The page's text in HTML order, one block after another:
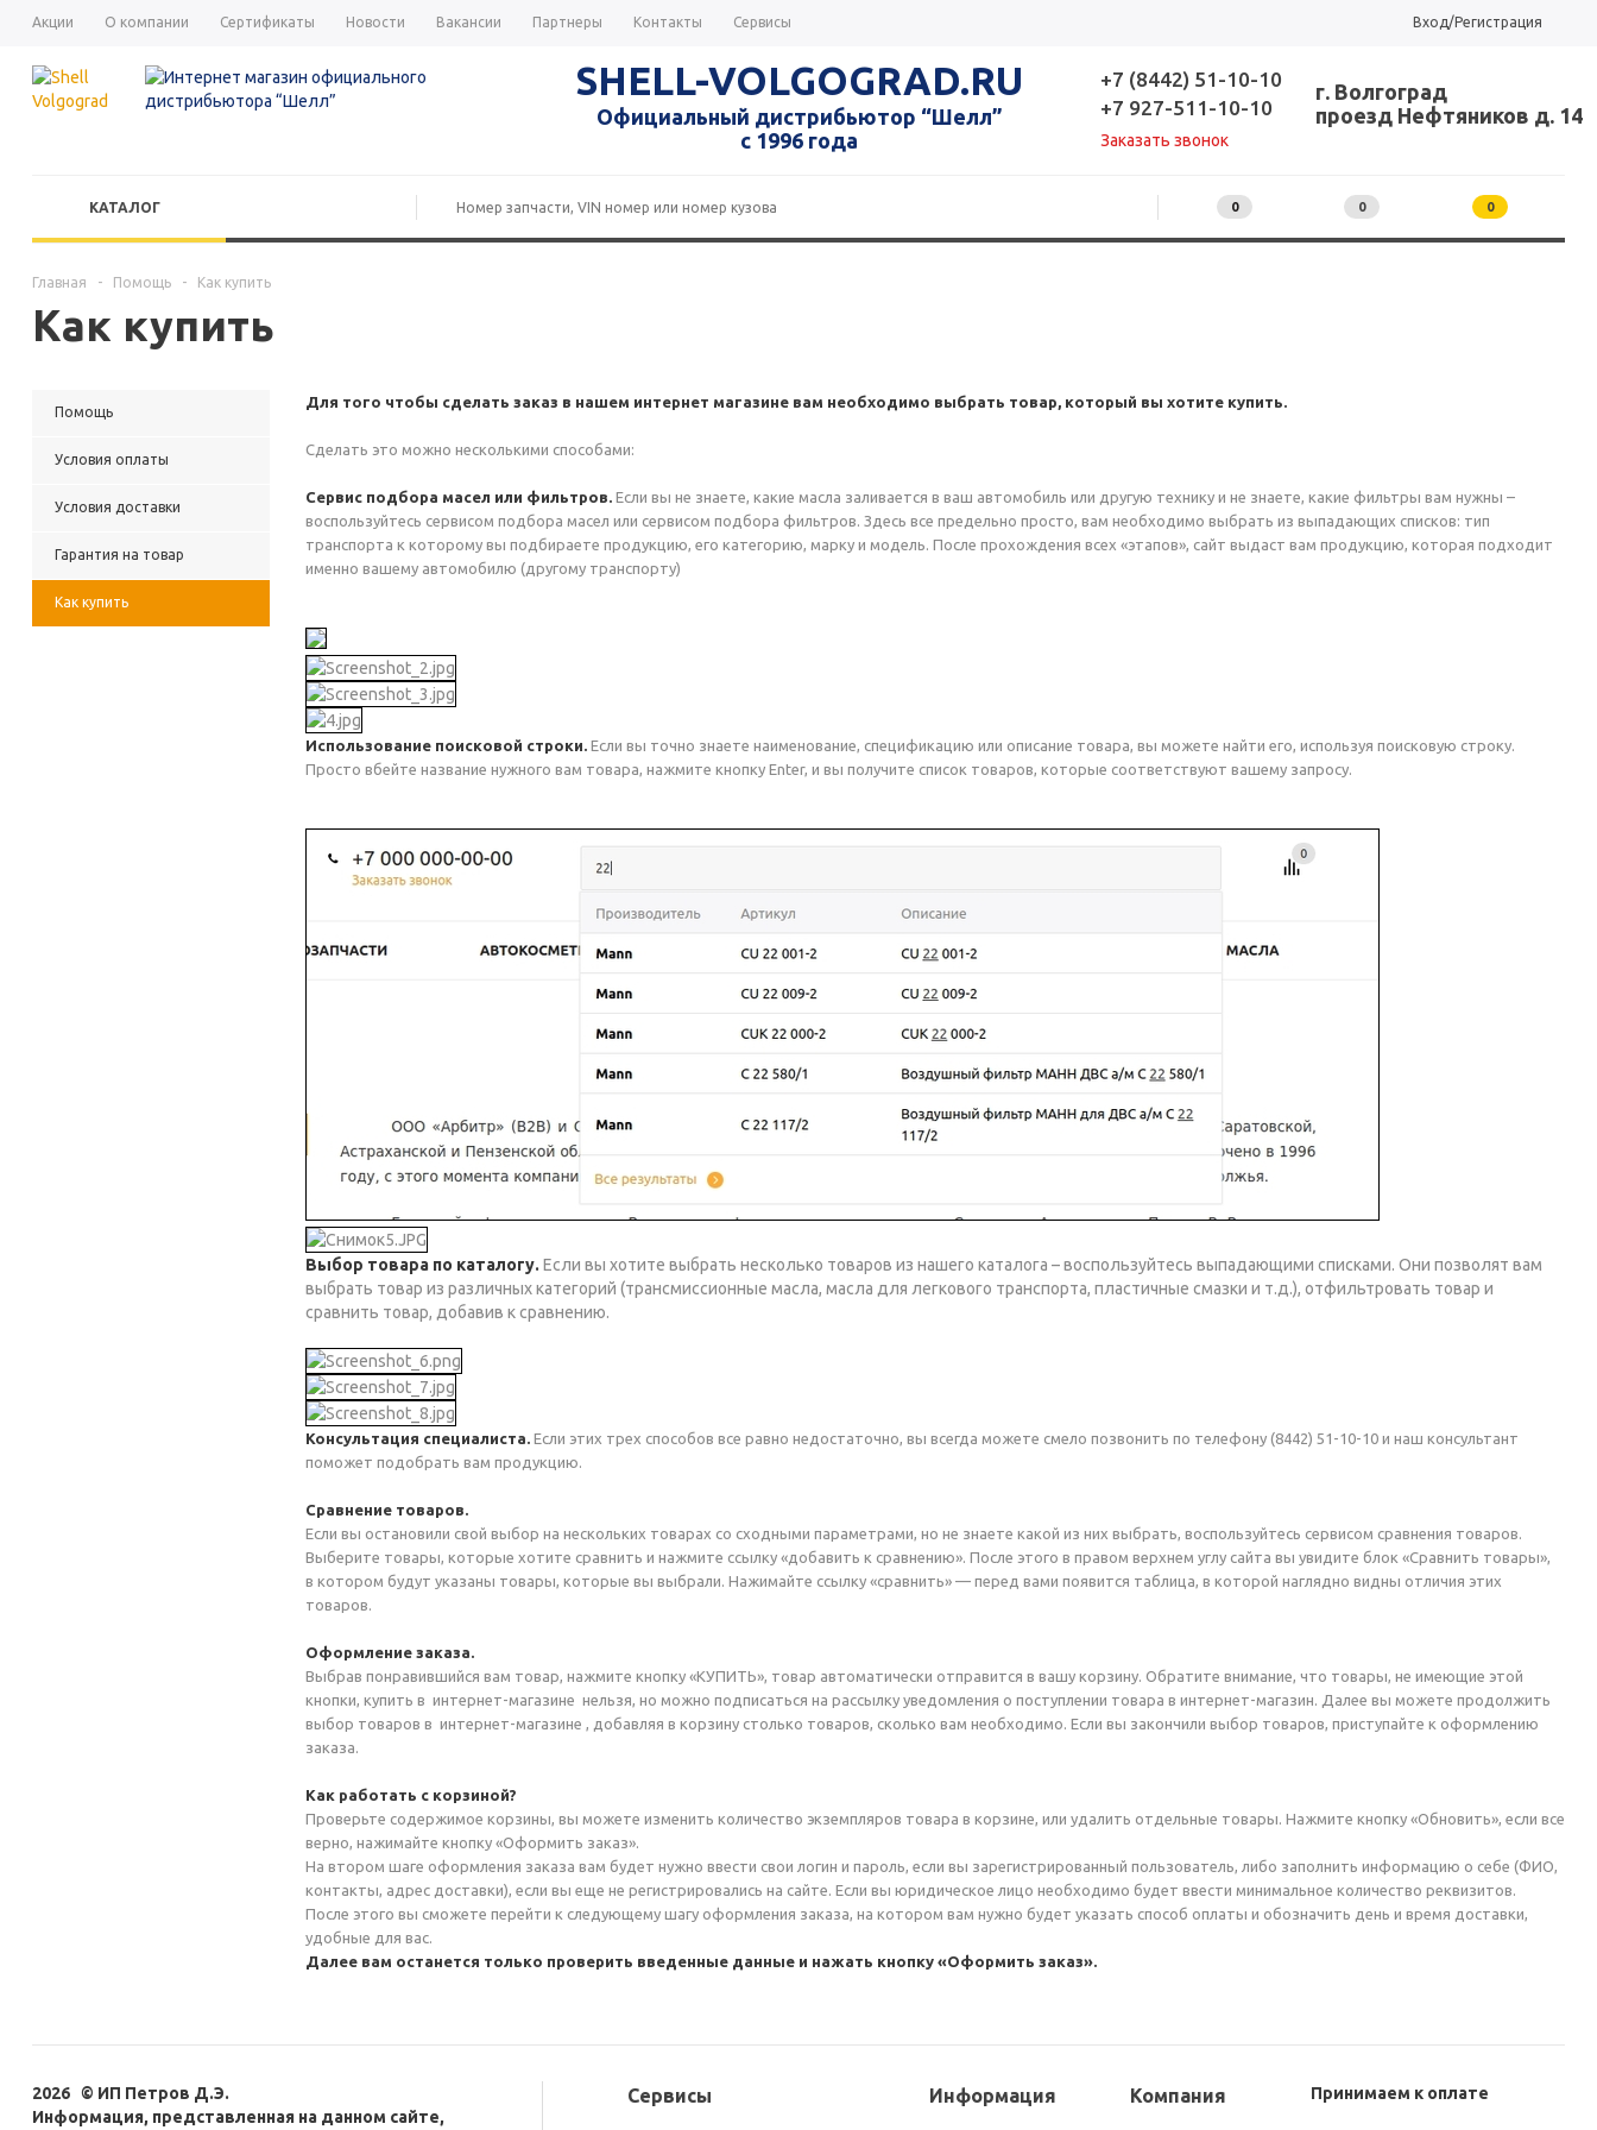
Акции О компании Сертификаты Новости Вакансии Партнеры Контакты Сервисы Вход/Регистрация
SHELL-VOLGOGRAD.RU
Официальный дистрибьютор “Шелл”
с 1996 года
+7 (8442) 51-10-10
+7 927-511-10-10
Заказать звонок
г. Волгоград
проезд Нефтяников д. 14
КАТАЛОГ 0 0 0
Главная - Помощь - Как купить
Как купить
Помощь
Условия оплаты
Условия доставки
Гарантия на товар
Как купить
Для того чтобы сделать заказ в нашем интернет магазине вам необходимо выбрать товар, который вы хотите купить.
Сделать это можно несколькими способами:
Сервис подбора масел или фильтров. Если вы не знаете, какие масла заливается в ваш автомобиль или другую технику и не знаете, какие фильтры вам нужны –
воспользуйтесь сервисом подбора масел или сервисом подбора фильтров. Здесь все предельно просто, вам необходимо выбрать из выпадающих списков: тип
транспорта к которому вы подбираете продукцию, его категорию, марку и модель. После прохождения всех «этапов», сайт выдаст вам продукцию, которая подходит
именно вашему автомобилю (другому транспорту)
Использование поисковой строки. Если вы точно знаете наименование, спецификацию или описание товара, вы можете найти его, используя поисковую строку.
Просто вбейте название нужного вам товара, нажмите кнопку Enter, и вы получите список товаров, которые соответствуют вашему запросу.
Выбор товара по каталогу. Если вы хотите выбрать несколько товаров из нашего каталога – воспользуйтесь выпадающими списками. Они позволят вам
выбрать товар из различных категорий (трансмиссионные масла, масла для легкового транспорта, пластичные смазки и т.д.), отфильтровать товар и
сравнить товар, добавив к сравнению.
Консультация специалиста. Если этих трех способов все равно недостаточно, вы всегда можете смело позвонить по телефону (8442) 51-10-10 и наш консультант
поможет подобрать вам продукцию.
Сравнение товаров.
Если вы остановили свой выбор на нескольких товарах со сходными параметрами, но не знаете какой из них выбрать, воспользуйтесь сервисом сравнения товаров.
Выберите товары, которые хотите сравнить и нажмите ссылку «добавить к сравнению». После этого в правом верхнем углу сайта вы увидите блок «Сравнить товары»,
в котором будут указаны товары, которые вы выбрали. Нажимайте ссылку «сравнить» — перед вами появится таблица, в которой наглядно видны отличия этих
товаров.
Оформление заказа.
Выбрав понравившийся вам товар, нажмите кнопку «КУПИТЬ», товар автоматически отправится в вашу корзину. Обратите внимание, что товары, не имеющие этой
кнопки, купить в интернет-магазине нельзя, но можно подписаться на рассылку уведомления о поступлении товара в интернет-магазин. Далее вы можете продолжить
выбор товаров в интернет-магазине , добавляя в корзину столько товаров, сколько вам необходимо. Если вы закончили выбор товаров, приступайте к оформлению
заказа.
Как работать с корзиной?
Проверьте содержимое корзины, вы можете изменить количество экземпляров товара в корзине, или удалить отдельные товары. Нажмите кнопку «Обновить», если все
верно, нажимайте кнопку «Оформить заказ».
На втором шаге оформления заказа вам будет нужно ввести свои логин и пароль, если вы зарегистрированный пользователь, либо заполнить информацию о себе (ФИО,
контакты, адрес доставки), если вы еще не регистрировались на сайте. Если вы юридическое лицо необходимо будет ввести минимальное количество реквизитов.
После этого вы сможете перейти к следующему шагу оформления заказа, на котором вам нужно будет указать способ оплаты и обозначить день и время доставки,
удобные для вас.
Далее вам останется только проверить введенные данные и нажать кнопку «Оформить заказ».
2026 © ИП Петров Д.Э.
Информация, представленная на данном сайте,
Сервисы Информация Компания Принимаем к оплате